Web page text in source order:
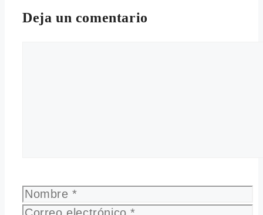
Deja un comentario
Nombre
Correo